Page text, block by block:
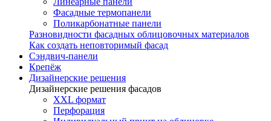
Фасадные термопанели
Поликарбонатные панели
Разновидности фасадных облицовочных материалов
Как создать неповторимый фасад
Сэндвич-панели
Крепёж
Дизайнерские решения
Дизайнерские решения фасадов
XXL формат
Перфорация